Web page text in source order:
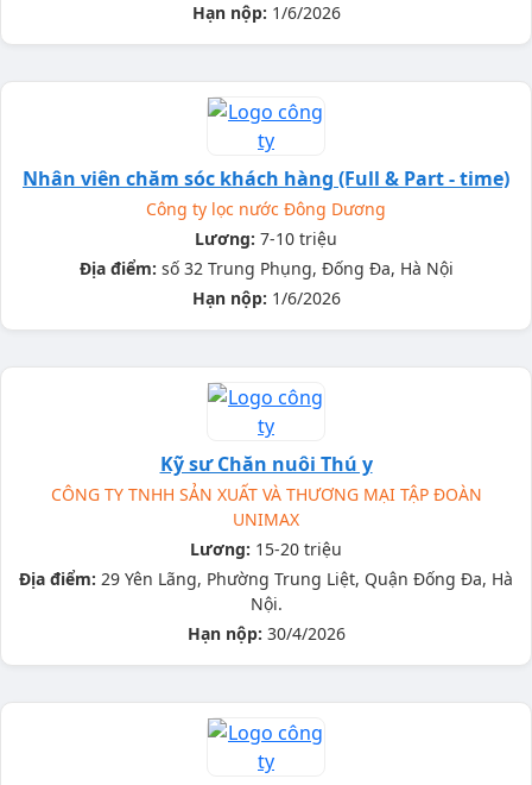
Hạn nộp: 1/6/2026
Nhân viên chăm sóc khách hàng (Full & Part - time)
Công ty lọc nước Đông Dương
Lương: 7-10 triệu
Địa điểm: số 32 Trung Phụng, Đống Đa, Hà Nội
Hạn nộp: 1/6/2026
Kỹ sư Chăn nuôi Thú y
CÔNG TY TNHH SẢN XUẤT VÀ THƯƠNG MẠI TẬP ĐOÀN
UNIMAX
Lương: 15-20 triệu
Địa điểm: 29 Yên Lãng, Phường Trung Liệt, Quận Đống Đa, Hà
Nội.
Hạn nộp: 30/4/2026